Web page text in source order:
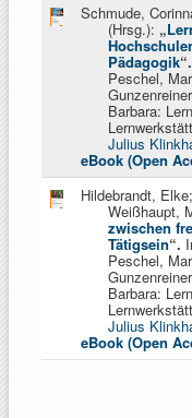
Schmude,
(Hrsg.): „
Pädagogik“.
Peschel,
Barbara:
Julius
eBook (Open
Hildebrandt,
Weißhaupt,
zwischen
Tätigsein“.
Peschel,
Barbara:
Julius
eBook (Open